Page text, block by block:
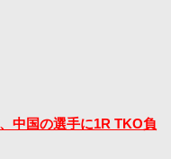
中国の選手に1R TKO負